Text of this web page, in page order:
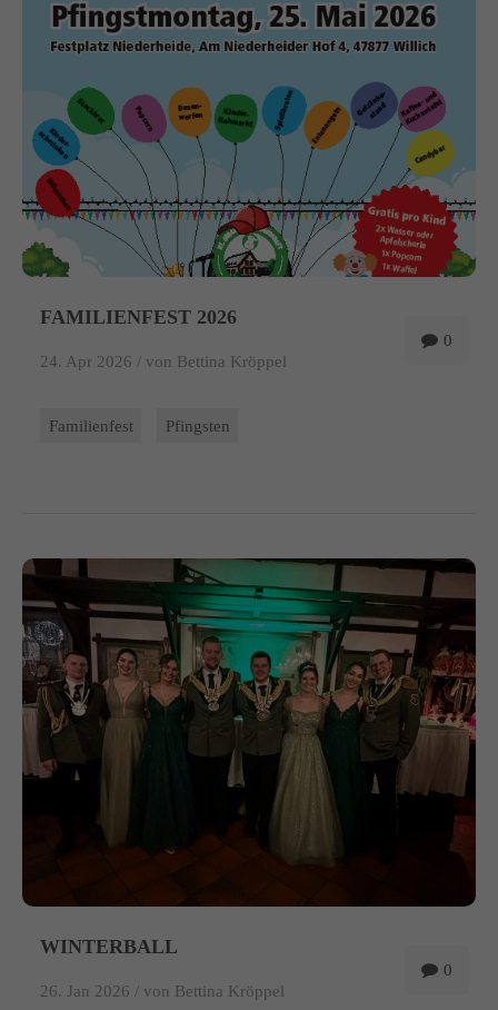
info@yourdomain.com
Lorem ipsum dolor sit amet, consectetuer adipiscing elit.
Aenean commodo ligula eget dolor. Aenean massa. Cum sociis
natoque penatibus et magnis dis parturient montes, nascetur
ridiculus mus. Donec quam felis, ultricies nec.
0
FAMILIENFEST 2026
24. Apr 2026 / von Bettina Kröppel
Familienfest Pfingsten
0
WINTERBALL
26. Jan 2026 / von Bettina Kröppel